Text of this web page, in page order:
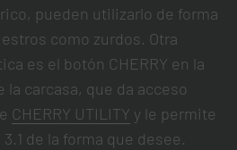
pueden utilizarlo de forma
como zurdos. Otra
es el botón CHERRY en la
la carcasa, que da acceso
CHERRY UTILITY y le permite
de la forma que desee.